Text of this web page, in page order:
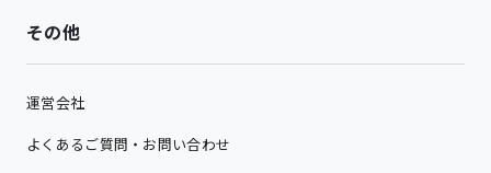
その他
運営会社
よくあるご質問・お問い合わせ